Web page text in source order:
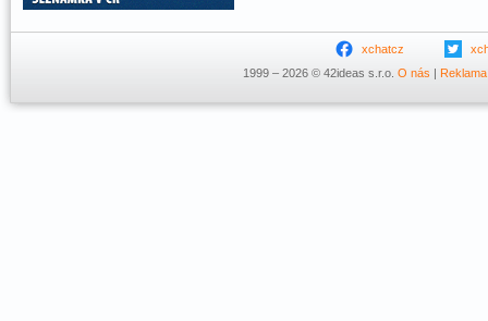
xchatcz
1999 – 2026 © 42ideas s.r.o. O nás | Reklama